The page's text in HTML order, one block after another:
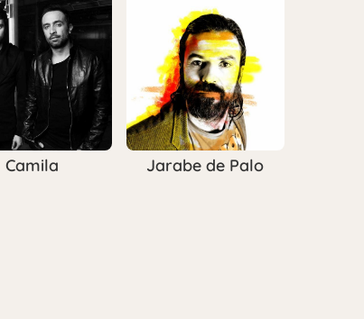
Camila Jarabe de Palo